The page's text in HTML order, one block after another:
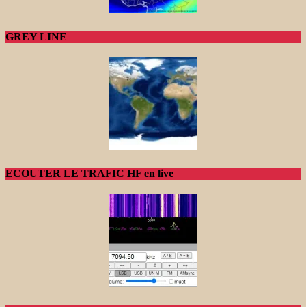
GREY LINE
ECOUTER LE TRAFIC HF en live